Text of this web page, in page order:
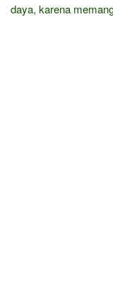
daya, karena